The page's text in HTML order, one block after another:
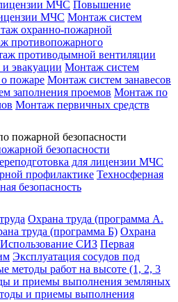
лицензии МЧС Повышение
МЧС Монтаж систем
охранно-пожарной
противопожарного
противодымной вентиляции
эвакуации Монтаж систем
пожаре Монтаж систем занавесов
заполнения проемов Монтаж по
Монтаж первичных средств
пожарной безопасности
безопасности
для лицензии МЧС
профилактике Техносферная
безопасность
Охрана труда (программа А.
труда (программа Б) Охрана
Использование СИЗ Первая
Эксплуатация сосудов под
методы работ на высоте (1, 2, 3
и приемы выполнения земляных
и приемы выполнения